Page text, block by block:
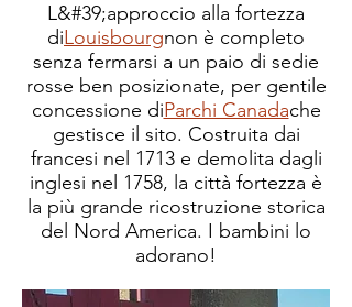
L&#39;approccio alla fortezza
diLouisbourgnon è completo
senza fermarsi a un paio di sedie
rosse ben posizionate, per gentile
concessione diParchi Canadache
gestisce il sito. Costruita dai
francesi nel 1713 e demolita dagli
inglesi nel 1758, la città fortezza è
la più grande ricostruzione storica
del Nord America. I bambini lo
adorano!